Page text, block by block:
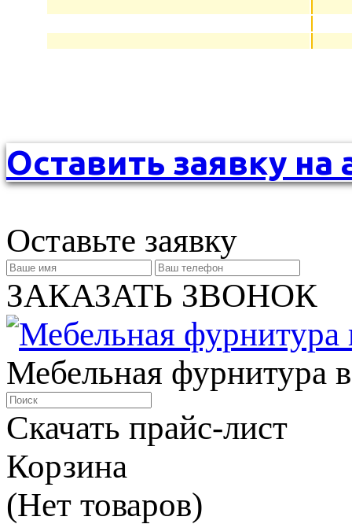
Оставить заявку на
Оставьте заявку
ЗАКАЗАТЬ ЗВОНОК
Мебельная фурнитура
Скачать прайс-лист
Корзина
(Нет товаров)